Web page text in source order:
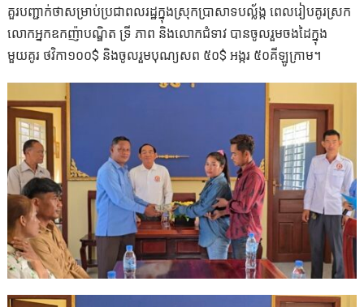
គួរបញ្ជាក់ថាសម្រាប់ប្រជាពលរដ្ឋក្នុងស្រុកប្រាសាទបល្ល័ង្ក ពេលរៀបគូរស្រក​
លោកអ្នកឧកញ៉ាបណ្ឌិត ទ្រី ភាព និងលោកជំទាវ បានចូលរួមចងដៃក្នុង
មួយគូរ ថវិកា១០០$ និងចូលរួមបុណ្យសព ៥០$ អង្ករ ៥០គីឡូក្រាម។